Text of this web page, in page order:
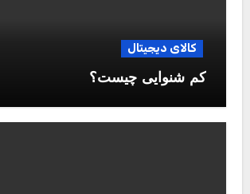
کالای دیجیتال
کم شنوایی چیست؟